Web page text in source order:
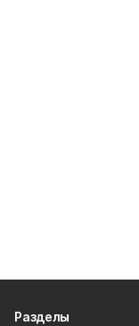
Разделы